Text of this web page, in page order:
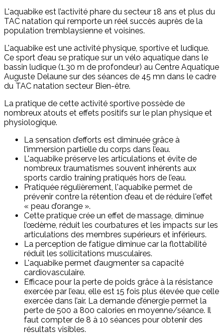
L'aquabike est l’activité phare du secteur 18 ans et plus du
TAC natation qui remporte un réel succès auprès de la
population tremblaysienne et voisines.
L'aquabike est une activité physique, sportive et ludique.
Ce sport d’eau se pratique sur un vélo aquatique dans le
bassin ludique (1.30 m de profondeur) au Centre Aquatique
Auguste Delaune sur des séances de 45 mn dans le cadre
du TAC natation secteur Bien-être.
La pratique de cette activité sportive possède de
nombreux atouts et effets positifs sur le plan physique et
physiologique.
La sensation d’efforts est diminuée grâce à
l’immersion partielle du corps dans l’eau.
L'aquabike préserve les articulations et évite de
nombreux traumatismes souvent inhérents aux
sports cardio training pratiqués hors de l’eau.
Pratiquée régulièrement, l'aquabike permet de
prévenir contre la rétention d’eau et de réduire l'effet
« peau d’orange ».
Cette pratique crée un effet de massage, diminue
l’œdème, réduit les courbatures et les impacts sur les
articulations des membres supérieurs et inférieurs.
La perception de fatigue diminue car la flottabilité
réduit les sollicitations musculaires.
L'aquabike permet d’augmenter sa capacité
cardiovasculaire.
Efficace pour la perte de poids grâce à la résistance
exercée par l’eau, elle est 15 fois plus élevée que celle
exercée dans l’air. La demande d’énergie permet la
perte de 500 a 800 calories en moyenne/séance. Il
faut compter de 8 à 10 séances pour obtenir des
résultats visibles.